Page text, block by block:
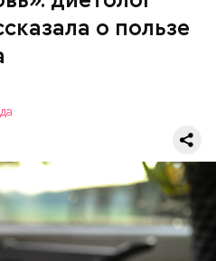
о пользе
Соломатина
что лучше есть при
и коронавирусе
полезным
уникальные
потенциальные
на вооружение для себя. Я
во время простуды. Но он
средством для
специалист.
ПРОДУКТЫ